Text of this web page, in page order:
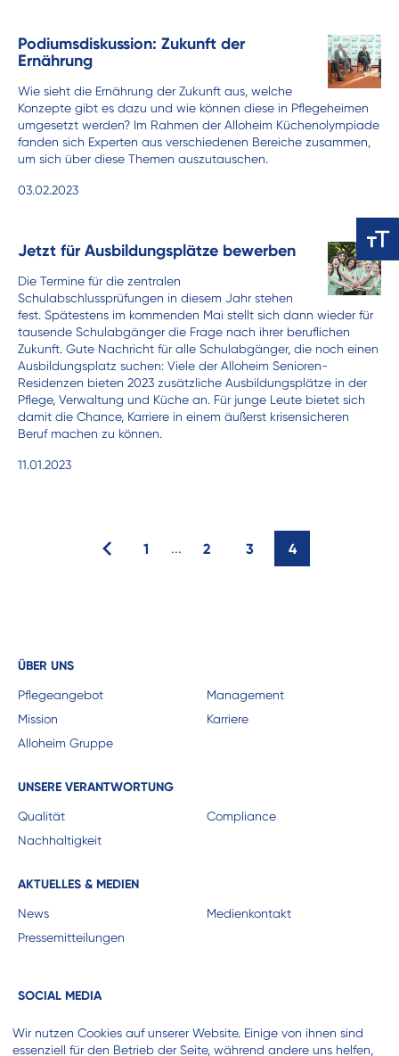
Podiumsdiskussion: Zukunft der
Ernährung
Wie sieht die Ernährung der Zukunft aus, welche
Konzepte gibt es dazu und wie können diese in Pflegeheimen
umgesetzt werden? Im Rahmen der Alloheim Küchenolympiade
fanden sich Experten aus verschiedenen Bereiche zusammen,
um sich über diese Themen auszutauschen.
03.02.2023
Jetzt für Ausbildungsplätze bewerben
Die Termine für die zentralen
Schulabschlussprüfungen in diesem Jahr stehen
fest. Spätestens im kommenden Mai stellt sich dann wieder für
tausende Schulabgänger die Frage nach ihrer beruflichen
Zukunft. Gute Nachricht für alle Schulabgänger, die noch einen
Ausbildungsplatz suchen: Viele der Alloheim Senioren-
Residenzen bieten 2023 zusätzliche Ausbildungsplätze in der
Pflege, Verwaltung und Küche an. Für junge Leute bietet sich
damit die Chance, Karriere in einem äußerst krisensicheren
Beruf machen zu können.
11.01.2023
1 ... 2 3 4
ÜBER UNS
Pflegeangebot
Mission
Alloheim Gruppe
Management
Karriere
UNSERE VERANTWORTUNG
Qualität
Nachhaltigkeit
Compliance
AKTUELLES & MEDIEN
News
Pressemitteilungen
Medienkontakt
SOCIAL MEDIA
Wir nutzen Cookies auf unserer Website. Einige von ihnen sind
essenziell für den Betrieb der Seite, während andere uns helfen,